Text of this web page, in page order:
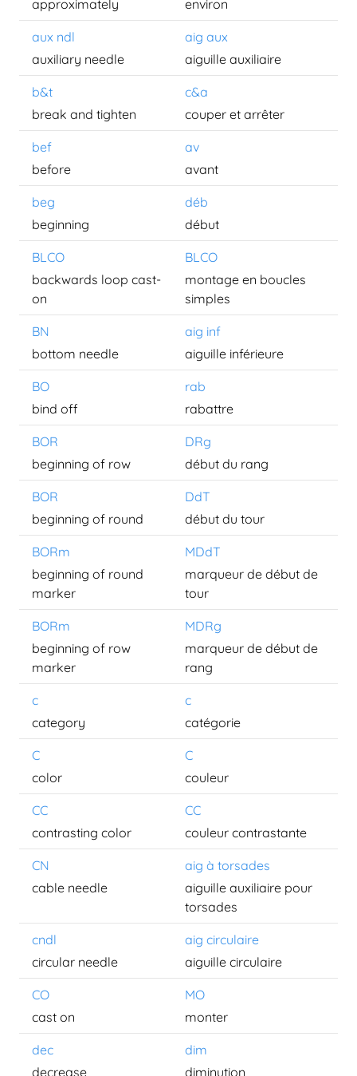
approximately
environ
aux ndl
aig aux
auxiliary needle
aiguille auxiliaire
b&t
c&a
break and tighten
couper et arrêter
bef
av
before
avant
beg
déb
beginning
début
BLCO
BLCO
backwards loop cast-
on
montage en boucles
simples
BN
aig inf
bottom needle
aiguille inférieure
BO
rab
bind off
rabattre
BOR
DRg
beginning of row
début du rang
BOR
DdT
beginning of round
début du tour
BORm
MDdT
beginning of round
marker
marqueur de début de
tour
BORm
MDRg
beginning of row
marker
marqueur de début de
rang
c
c
category
catégorie
C
C
color
couleur
CC
CC
contrasting color
couleur contrastante
CN
aig à torsades
cable needle
aiguille auxiliaire pour
torsades
cndl
aig circulaire
circular needle
aiguille circulaire
CO
MO
cast on
monter
dec
dim
decrease
diminution